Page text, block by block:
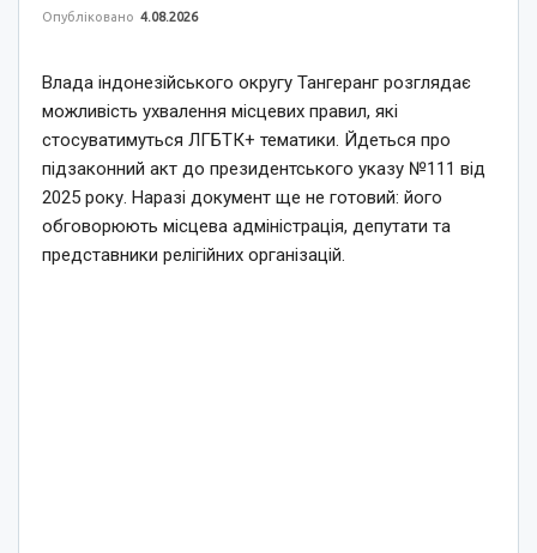
Опубліковано 4.08.2026
Влада індонезійського округу Тангеранг розглядає
можливість ухвалення місцевих правил, які
стосуватимуться ЛГБТК+ тематики. Йдеться про
підзаконний акт до президентського указу №111 від
2025 року. Наразі документ ще не готовий: його
обговорюють місцева адміністрація, депутати та
представники релігійних організацій.